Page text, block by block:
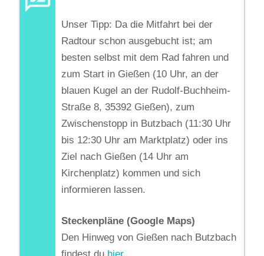
Unser Tipp: Da die Mitfahrt bei der
Radtour schon ausgebucht ist; am
besten selbst mit dem Rad fahren und
zum Start in Gießen (10 Uhr, an der
blauen Kugel an der Rudolf-Buchheim-
Straße 8, 35392 Gießen), zum
Zwischenstopp in Butzbach (11:30 Uhr
bis 12:30 Uhr am Marktplatz) oder ins
Ziel nach Gießen (14 Uhr am
Kirchenplatz) kommen und sich
informieren lassen.
Steckenpläne (Google Maps)
Den Hinweg von Gießen nach Butzbach
findest du hier.